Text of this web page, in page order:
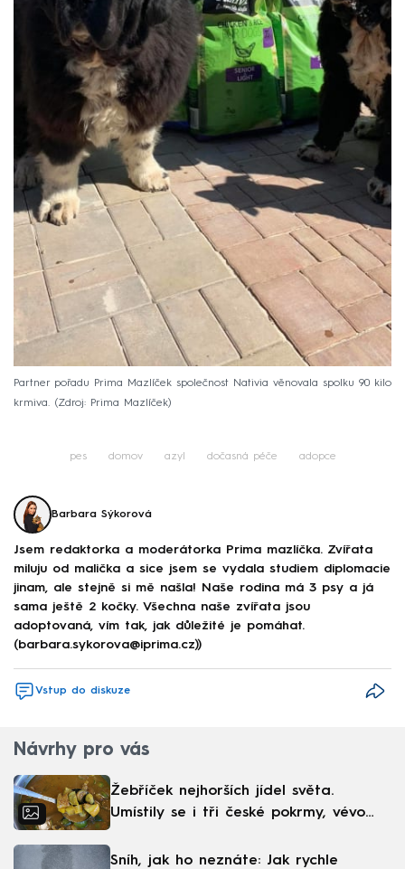
Partner pořadu Prima Mazlíček společnost Nativia věnovala spolku 90 kilo
krmiva.
Zdroj: Prima Mazlíček
pes domov azyl dočasná péče adopce
Barbara Sýkorová
Jsem redaktorka a moderátorka Prima mazlíčka. Zvířata
miluju od malička a sice jsem se vydala studiem diplomacie
jinam, ale stejně si mě našla! Naše rodina má 3 psy a já
sama ještě 2 kočky. Všechna naše zvířata jsou
adoptovaná, vím tak, jak důležité je pomáhat.
(barbara.sykorova@iprima.cz))
Vstup do diskuze
Návrhy pro vás
Žebříček nejhorších jídel světa.
Umístily se i tři české pokrmy, vévodí
Sníh, jak ho neznáte: Jak rychle